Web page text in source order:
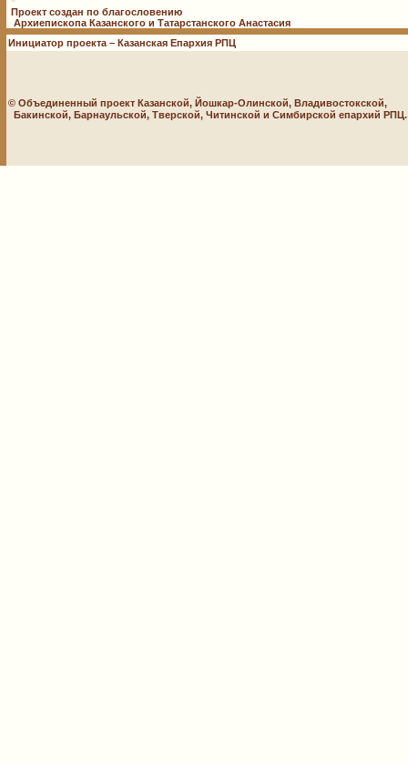
Проект создан по благословению
Архиепископа Казанского и Татарстанского Анастасия
Инициатор проекта – Казанская Епархия РПЦ
© Объединенный проект Казанской, Йошкар-Олинской, Владивостокской,
Бакинской, Барнаульской, Тверской, Читинской и Симбирской епархий РПЦ.